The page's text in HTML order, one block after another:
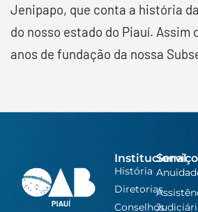
Jenipapo, que conta a história
do nosso estado do Piauí. Assim
anos de fundação da nossa
Institucional
História
Diretorias
Conselhos